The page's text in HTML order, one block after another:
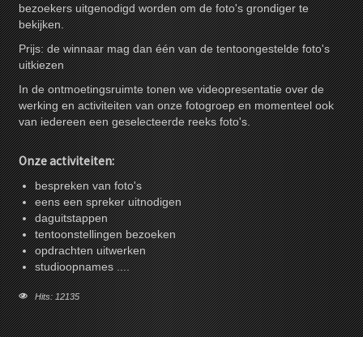
bezoekers uitgenodigd worden om de foto's grondiger te
bekijken.
Prijs: de winnaar mag dan één van de tentoongestelde foto's
uitkiezen
In de ontmoetingsruimte tonen we videopresentatie over de
werking en activiteiten van onze fotogroep en momenteel ook
van iedereen een geselecteerde reeks foto's.
Onze activiteiten:
bespreken van foto's
eens een spreker uitnodigen
daguitstappen
tentoonstellingen bezoeken
opdrachten uitwerken
studioopnames ....
Hits: 12135